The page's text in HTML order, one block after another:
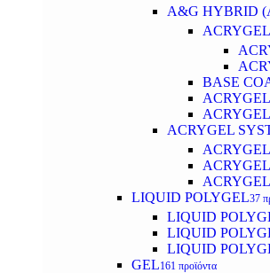
A&G HYBRID
BASE
ACRYGEL
LIQUID POLYGEL37
LIQUID
LIQUID
LIQUID
GEL161 προϊόντα